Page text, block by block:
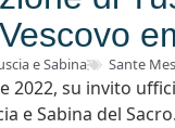
e Sabina Sante
2022, su invito
e Sabina del